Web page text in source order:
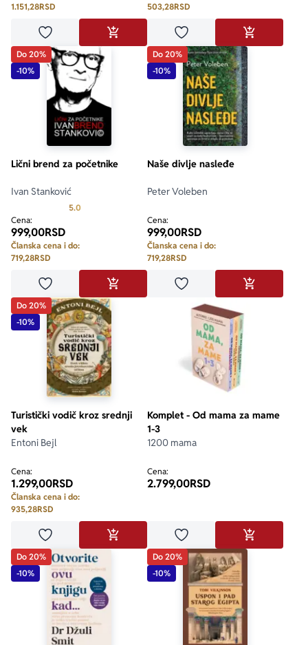
1.151,28RSD
Dodaj u omiljeneDODAJ U KORPU
503,28RSD
Dodaj u omiljeneDODAJ U
Do 20%
-10%
Lični brend za početnike
Ivan Stanković
5.0
Cena:
999,00RSD
Članska cena i do:
719,28RSD
Dodaj u omiljeneDODAJ U KORPU
Do 20%
-10%
Naše divlje nasleđe
Peter Voleben
Cena:
999,00RSD
Članska cena i do:
719,28RSD
Dodaj u omiljeneDODAJ U
Do 20%
-10%
Turistički vodič kroz srednji
vek
Entoni Bejl
Cena:
1.299,00RSD
Članska cena i do:
935,28RSD
Dodaj u omiljeneDODAJ U KORPU
Komplet - Od mama za mame
1-3
1200 mama
Cena:
2.799,00RSD
Dodaj u omiljeneDODAJ U
Do 20%
-10%
Do 20%
-10%